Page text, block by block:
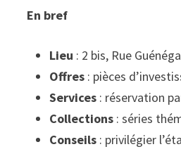
En bref
Lieu : 2 bis, Rue
Offres : pièces
Services : réservation
Collections : séries
Conseils : privilégier